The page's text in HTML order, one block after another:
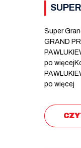
Super
GRAND
po
po więcej